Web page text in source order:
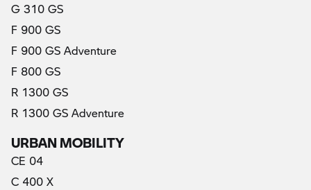
G 310 GS
F 900 GS
F 900 GS Adventure
F 800 GS
R 1300 GS
R 1300 GS Adventure
URBAN MOBILITY
CE 04
C 400 X